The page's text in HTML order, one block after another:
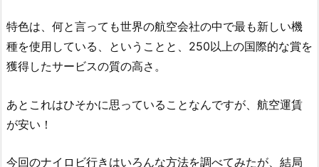
特色は、何と言っても世界の航空会社の中で最も新しい機
種を使用している、ということと、250以上の国際的な賞を
獲得したサービスの質の高さ。
あとこれはひそかに思っていることなんですが、航空運賃
が安い！
今回のナイロビ行きはいろんな方法を調べてみたが、結局